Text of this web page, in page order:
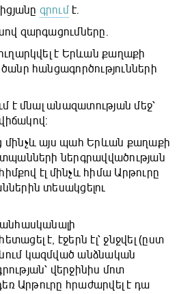
գրումէ․
զարգացումները․
է Երևան քաղաքի
հանցագործությունների
է մնալ անազատության մեջ՝
այս պահ Երևան քաղաքի
ներգրավվածության
էլ մինչև հիմա Արթուրը
տեսակցելու
է, էջերն էլ՝ ջնջվել (ըստ
կազմված անձնական
վերջինիս մոտ
Արթուրը հրաժարվել է դա